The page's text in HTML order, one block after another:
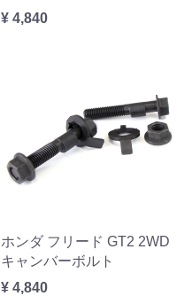
¥ 4,840
ホンダ フリード GT2 2WD
キャンバーボルト
¥ 4,840